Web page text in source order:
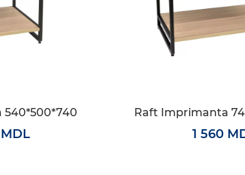
Raft Imprimanta
1 560